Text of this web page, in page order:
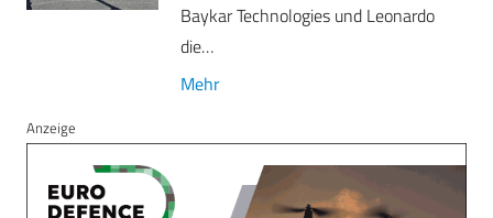
Baykar Technologies und Leonardo
die…
Mehr
Anzeige